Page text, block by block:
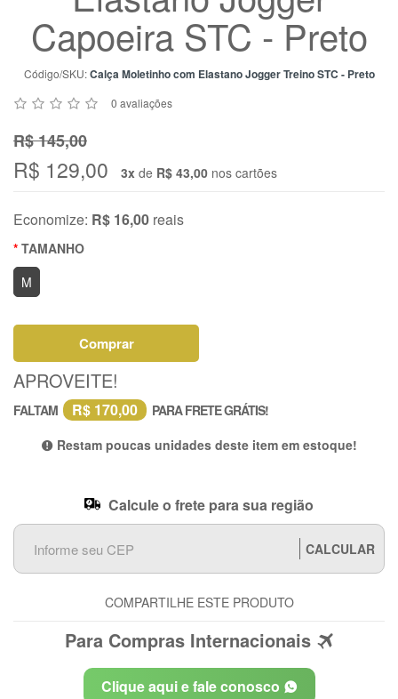
Capoeira STC - Preto
Código/SKU:Calça Moletinho com Elastano Jogger Treino STC - Preto
0 avaliações
R$ 145,00
R$ 129,00 3x de R$ 43,00 nos cartões
Economize: R$ 16,00 reais
TAMANHO
M
Comprar
APROVEITE!
FALTAM R$ 170,00
PARA FRETE GRÁTIS!
Restam poucas unidades deste item em estoque!
Calcule o frete para sua região
CALCULAR
COMPARTILHE ESTE PRODUTO
Para Compras Internacionais
Clique aqui e fale conosco